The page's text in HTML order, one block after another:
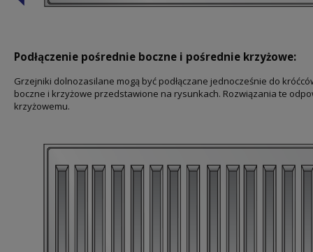
Podłączenie pośrednie boczne i pośrednie krzyżowe:
Grzejniki dolnozasilane mogą być podłączane jednocześnie do
boczne i krzyżowe przedstawione na rysunkach. Rozwiązania te
krzyżowemu.